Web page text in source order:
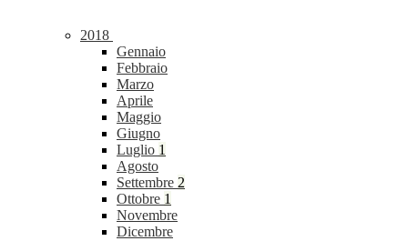
2018
Gennaio
Febbraio
Marzo
Aprile
Maggio
Giugno
Luglio 1
Agosto
Settembre 2
Ottobre 1
Novembre
Dicembre